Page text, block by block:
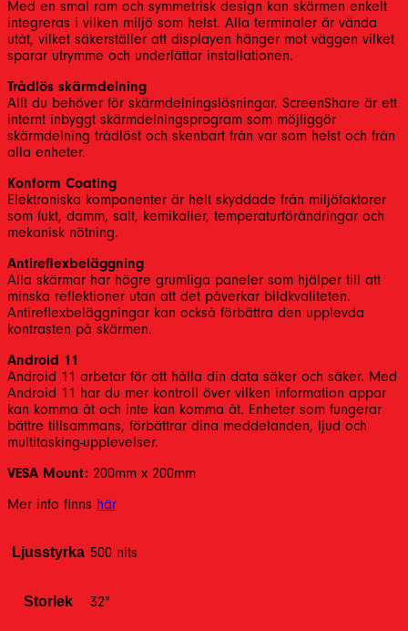
Med en smal ram och symmetrisk design kan skärmen enkelt
integreras i vilken miljö som helst. Alla terminaler är vända
utåt, vilket säkerställer att displayen hänger mot väggen vilket
sparar utrymme och underlättar installationen.
Trådlös skärmdelning
Allt du behöver för skärmdelningslösningar. ScreenShare är ett
internt inbyggt skärmdelningsprogram som möjliggör
skärmdelning trådlöst och skenbart från var som helst och från
alla enheter.
Konform Coating
Elektroniska komponenter är helt skyddade från miljöfaktorer
som fukt, damm, salt, kemikalier, temperaturförändringar och
mekanisk nötning.
Antireflexbeläggning
Alla skärmar har högre grumliga paneler som hjälper till att
minska reflektioner utan att det påverkar bildkvaliteten.
Antireflexbeläggningar kan också förbättra den upplevda
kontrasten på skärmen.
Android 11
Android 11 arbetar för att hålla din data säker och säker. Med
Android 11 har du mer kontroll över vilken information appar
kan komma åt och inte kan komma åt. Enheter som fungerar
bättre tillsammans, förbättrar dina meddelanden, ljud och
multitasking-upplevelser.
VESA Mount: 200mm x 200mm
Mer info finns här
Ljusstyrka 500 nits
Storlek 32"